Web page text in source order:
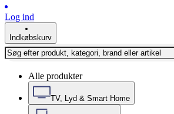
Log ind
Indkøbskurv
Alle produkter
TV, Lyd & Smart Home